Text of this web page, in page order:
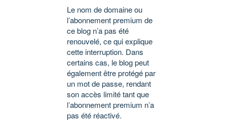
Le nom de domaine ou
l’abonnement premium de
ce blog n’a pas été
renouvelé, ce qui explique
cette interruption. Dans
certains cas, le blog peut
également être protégé par
un mot de passe, rendant
son accès limité tant que
l’abonnement premium n’a
pas été réactivé.